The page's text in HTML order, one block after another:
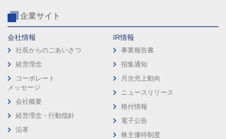
企業サイト
会社情報
社長からのごあいさつ
経営理念
コーポレート
メッセージ
会社概要
経営理念・行動指針
沿革
IR情報
事業報告書
招集通知
月次売上動向
ニュースリリース
格付情報
電子公告
株主優待制度